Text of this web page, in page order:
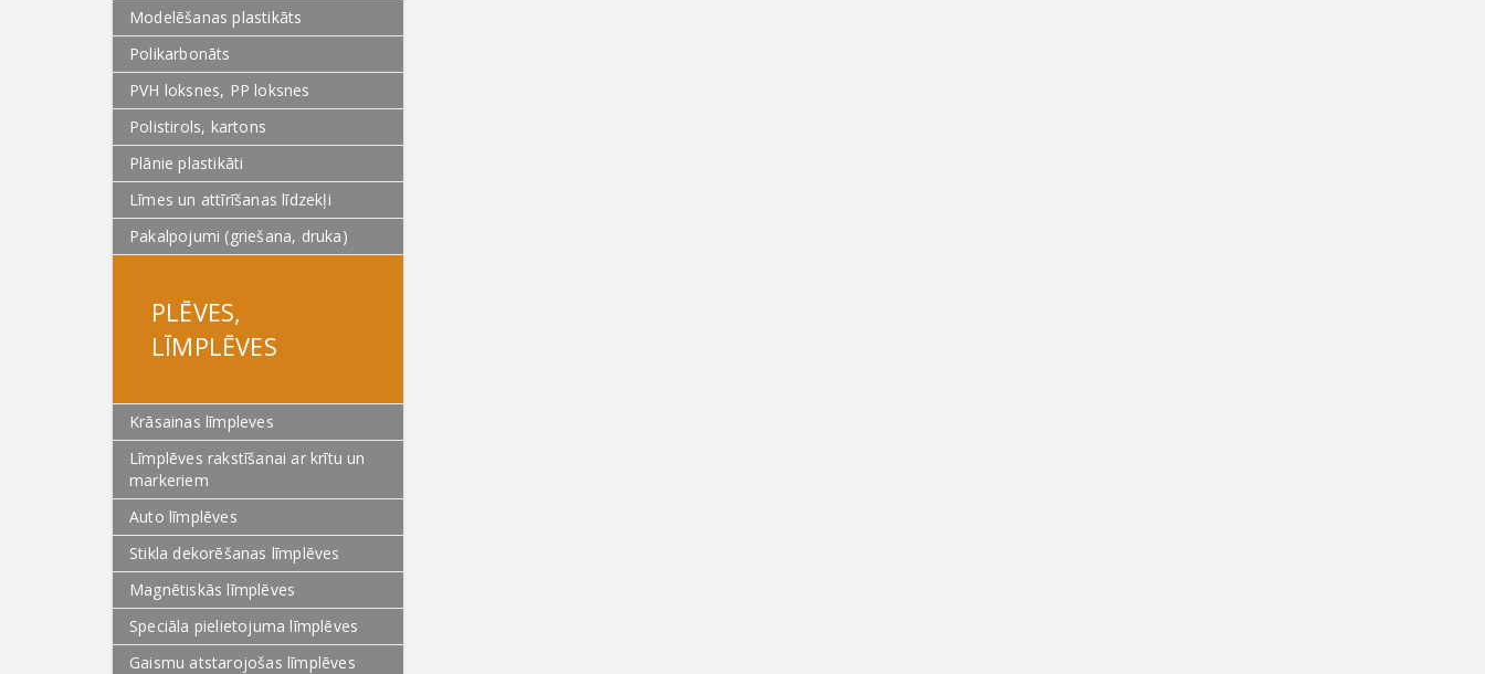
Modelēšanas plastikāts
Polikarbonāts
PVH loksnes, PP loksnes
Polistirols, kartons
Plānie plastikāti
Līmes un attīrīšanas līdzekļi
Pakalpojumi (griešana, druka)
PLĒVES,
LĪMPLĒVES
Krāsainas līmpleves
Līmplēves rakstīšanai ar krītu un
markeriem
Auto līmplēves
Stikla dekorēšanas līmplēves
Magnētiskās līmplēves
Speciāla pielietojuma līmplēves
Gaismu atstarojošas līmplēves